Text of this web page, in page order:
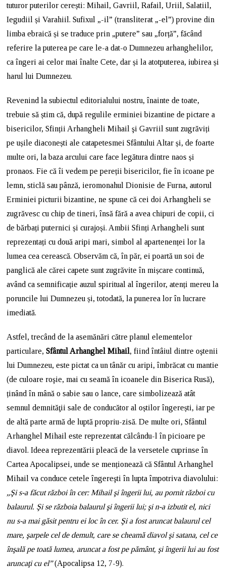
tuturor puterilor cerești: Mihail, Gavriil, Rafail, Uriil, Salatiil,
Iegudiil și Varahiil. Sufixul „-il” (transliterat „-el”) provine din
limba ebraică și se traduce prin „putere” sau „forță”, făcând
referire la puterea pe care le-a dat-o Dumnezeu arhanghelilor,
ca îngeri ai celor mai înalte Cete, dar și la atotputerea, iubirea și
harul lui Dumnezeu.
Revenind la subiectul editorialului nostru, înainte de toate,
trebuie să știm că, după regulile erminiei bizantine de pictare a
bisericilor, Sfinții Arhangheli Mihail şi Gavriil sunt zugrăviți
pe ușile diaconești ale catapetesmei Sfântului Altar și, de foarte
multe ori, la baza arcului care face legătura dintre naos și
pronaos. Fie că îi vedem pe pereții bisericilor, fie în icoane pe
lemn, sticlă sau pânză, ieromonahul Dionisie de Furna, autorul
Erminiei picturii bizantine, ne spune că cei doi Arhangheli se
zugrăvesc cu chip de tineri, însă fără a avea chipuri de copii, ci
de bărbați puternici și curajoși. Ambii Sfinți Arhangheli sunt
reprezentați cu două aripi mari, simbol al apartenenței lor la
lumea cea cerească. Observăm că, în păr, ei poartă un soi de
panglică ale cărei capete sunt zugrăvite în mișcare continuă,
având ca semnificație auzul spiritual al îngerilor, atenți mereu la
poruncile lui Dumnezeu și, totodată, la punerea lor în lucrare
imediată.
Astfel, trecând de la asemănări către planul elementelor
particulare,Sfântul Arhanghel Mihail , fiind întâiul dintre oştenii
lui Dumnezeu, este pictat ca un tânăr cu aripi, îmbrăcat cu mantie
(de culoare roşie, mai cu seamă în icoanele din Biserica Rusă),
ținând în mână o sabie sau o lance, care simbolizează atât
semnul demnităţii sale de conducător al oștilor îngerești, iar pe
de altă parte armă de luptă propriu-zisă. De multe ori, Sfântul
Arhanghel Mihail este reprezentat călcându-l în picioare pe
diavol. Ideea reprezentării pleacă de la versetele cuprinse în
Cartea Apocalipsei, unde se menționează că Sfântul Arhanghel
Mihail va conduce cetele îngereşti în lupta împotriva diavolului:
„Şi s-a făcut război în cer: Mihail şi îngerii lui, au pornit război cu
balaurul. Şi se războia balaurul şi îngerii lui; şi n-a izbutit el, nici
nu s-a mai găsit pentru ei loc în cer. Şi a fost aruncat balaurul cel
mare, şarpele cel de demult, care se cheamă diavol şi satana, cel ce
înşală pe toată lumea, aruncat a fost pe pământ, şi îngerii lui au fost
aruncaţi cu el”(Apocalipsa 12, 7-9).